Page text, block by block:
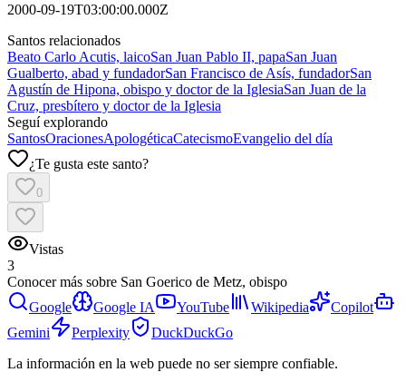
2000-09-19T03:00:00.000Z
Santos relacionados
Beato Carlo Acutis, laicoSan Juan Pablo II, papaSan Juan
Gualberto, abad y fundadorSan Francisco de Asís, fundadorSan
Agustín de Hipona, obispo y doctor de la IglesiaSan Juan de la
Cruz, presbítero y doctor de la Iglesia
Seguí explorando
SantosOracionesApologéticaCatecismoEvangelio del día
¿Te gusta este santo?
0
Vistas
3
Conocer más sobre San Goerico de Metz, obispo
Google
Google IA YouTube Wikipedia
Copilot
Gemini
Perplexity
DuckDuckGo
La información en la web puede no ser siempre confiable.